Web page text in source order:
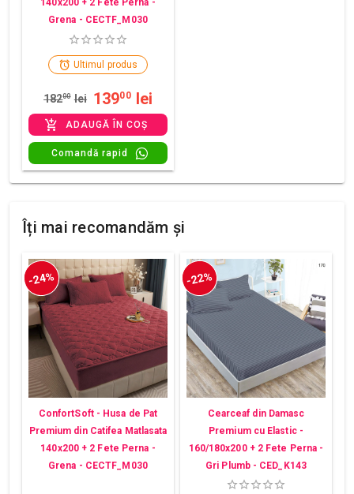
140x200 + 2 Fete Perna -
Grena - CECTF_M030
Ultimul produs
18200 lei 13900 lei
ADAUGĂ ÎN COȘ
Comandă rapid
Îți mai recomandăm și
-24%
ConfortSoft - Husa de Pat
Premium din Catifea Matlasata
140x200 + 2 Fete Perna -
Grena - CECTF_M030
-22%
Cearceaf din Damasc
Premium cu Elastic -
160/180x200 + 2 Fete Perna -
Gri Plumb - CED_K143